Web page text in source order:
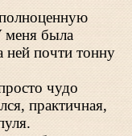
меня была
ней почти тонну
чудо
практичная,